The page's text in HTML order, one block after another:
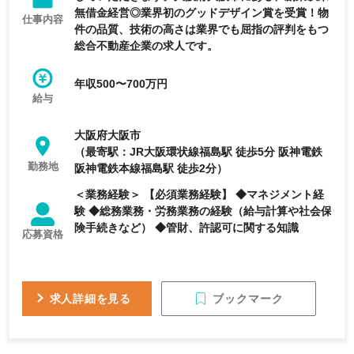
仕事内容
無借金経営◎業界初のグッドデザイン賞を受賞！物
件の品質、技術の高さは業界でも屈指の評判をもつ
総合不動産企業の求人です。
給与
年収500〜700万円
勤務地
大阪府大阪市
（最寄駅：JR大阪環状線福島駅 徒歩5分 阪神電鉄
阪神電鉄本線福島駅 徒歩2分）
応募資格
＜業務経験＞ 【必須業務経験】 ◆マネジメント経
験 ◆総務業務・労務業務の経験（給与計算や社会保
険手続きなど） ◆管財、許認可に関する知識
求人詳細を見る ブックマーク